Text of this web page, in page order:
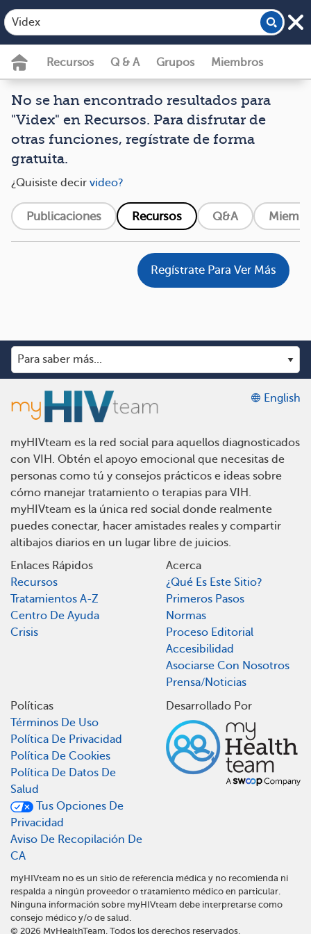
Recursos Q & A Grupos Miembros
No se han encontrado resultados para
"Videx" en Recursos. Para disfrutar de
otras funciones, regístrate de forma
gratuita.
¿Quisiste decir video?
Publicaciones Recursos Q&A
Regístrate Para Ver Más
English
myHIVteam es la red social para aquellos diagnosticados
con VIH. Obtén el apoyo emocional que necesitas de
personas como tú y consejos prácticos e ideas sobre
cómo manejar tratamiento o terapias para VIH.
myHIVteam es la única red social donde realmente
puedes conectar, hacer amistades reales y compartir
altibajos diarios en un lugar libre de juicios.
Enlaces Rápidos
Recursos
Tratamientos A-Z
Centro De Ayuda
Crisis
Acerca
¿Qué Es Este Sitio?
Primeros Pasos
Normas
Proceso Editorial
Accesibilidad
Asociarse Con Nosotros
Prensa/Noticias
Políticas
Términos De Uso
Política De Privacidad
Política De Cookies
Política De Datos De
Salud
Tus Opciones De
Privacidad
Aviso De Recopilación De
CA
Desarrollado Por
myHIVteam no es un sitio de referencia médica y no recomienda ni
respalda a ningún proveedor o tratamiento médico en particular.
Ninguna información sobre myHIVteam debe interpretarse como
consejo médico y/o de salud.
© 2026 MyHealthTeam. Todos los derechos reservados.